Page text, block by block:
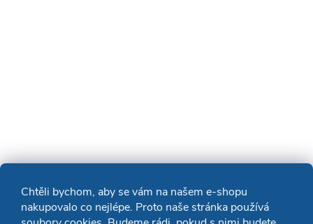
Chtěli bychom, aby se vám na našem e-shopu
nakupovalo co nejlépe. Proto naše stránka používá